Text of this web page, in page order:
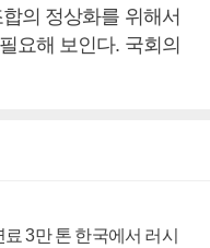
의 정상화를 위해서
요해 보인다. 국회의
3만 톤 한국에서 러시